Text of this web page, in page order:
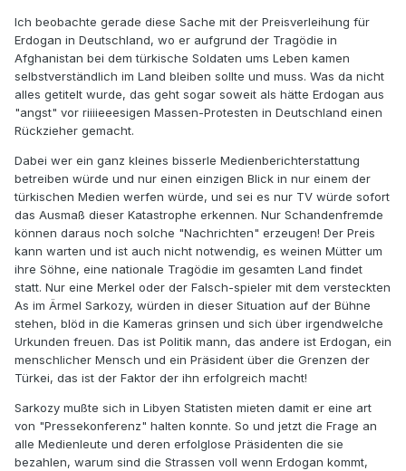
Ich beobachte gerade diese Sache mit der Preisverleihung für
Erdogan in Deutschland, wo er aufgrund der Tragödie in
Afghanistan bei dem türkische Soldaten ums Leben kamen
selbstverständlich im Land bleiben sollte und muss. Was da nicht
alles getitelt wurde, das geht sogar soweit als hätte Erdogan aus
"angst" vor riiiieeesigen Massen-Protesten in Deutschland einen
Rückzieher gemacht.
Dabei wer ein ganz kleines bisserle Medienberichterstattung
betreiben würde und nur einen einzigen Blick in nur einem der
türkischen Medien werfen würde, und sei es nur TV würde sofort
das Ausmaß dieser Katastrophe erkennen. Nur Schandenfremde
können daraus noch solche "Nachrichten" erzeugen! Der Preis
kann warten und ist auch nicht notwendig, es weinen Mütter um
ihre Söhne, eine nationale Tragödie im gesamten Land findet
statt. Nur eine Merkel oder der Falsch-spieler mit dem versteckten
As im Ärmel Sarkozy, würden in dieser Situation auf der Bühne
stehen, blöd in die Kameras grinsen und sich über irgendwelche
Urkunden freuen. Das ist Politik mann, das andere ist Erdogan, ein
menschlicher Mensch und ein Präsident über die Grenzen der
Türkei, das ist der Faktor der ihn erfolgreich macht!
Sarkozy mußte sich in Libyen Statisten mieten damit er eine art
von "Pressekonferenz" halten konnte. So und jetzt die Frage an
alle Medienleute und deren erfolglose Präsidenten die sie
bezahlen, warum sind die Strassen voll wenn Erdogan kommt,